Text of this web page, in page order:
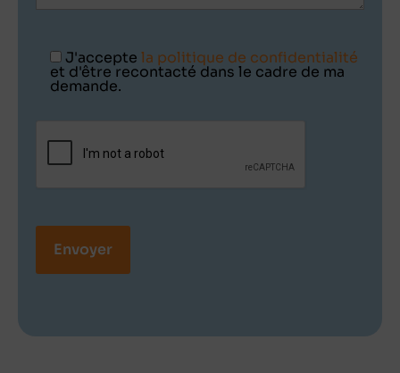
J'accepte la politique de confidentialité
et d'être recontacté dans le cadre de ma
demande.